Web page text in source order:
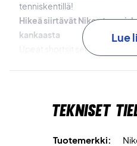
tenniskentillä!
Hikeä siirtävät Niken
kankaasta
Upeat shortsit sekä
Lue
Tekniset
Tuotemerkki: